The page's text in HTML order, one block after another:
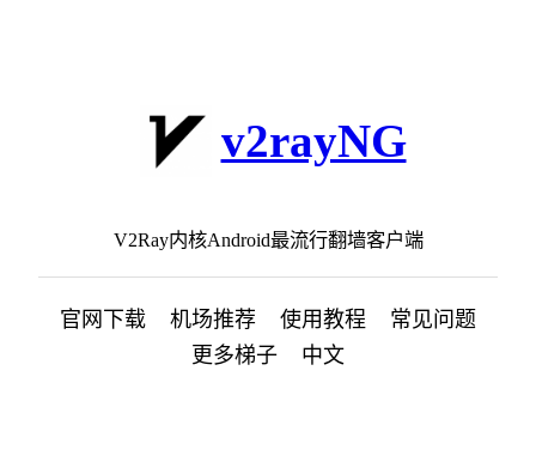
v2rayNG
V2Ray内核Android最流行翻墙客户端
官网下载 机场推荐 使用教程
常见问题
更多梯子
中文